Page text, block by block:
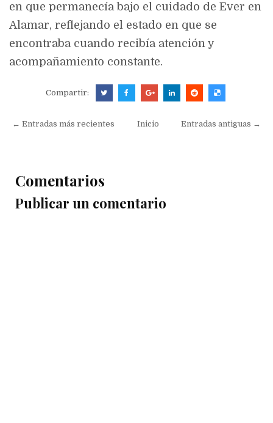
en que permanecía bajo el cuidado de Ever en
Alamar, reflejando el estado en que se
encontraba cuando recibía atención y
acompañamiento constante.
Compartir:
← Entradas más recientes Entradas antiguas →
Inicio
Comentarios
Publicar un comentario